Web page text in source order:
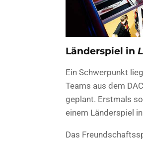
Länderspiel in
Ein Schwerpunkt
Teams aus dem
geplant. Erstmals
einem Länderspiel in
Das